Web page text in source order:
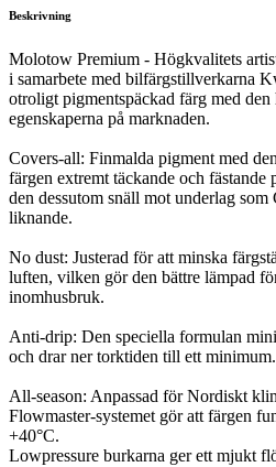
Beskrivning
Molotow Premium - Högkvalitets
i samarbete med bilfärgstillverkarna
otroligt pigmentspäckad färg med
egenskaperna på marknaden.
Covers-all: Finmalda pigment med
färgen extremt täckande och fästande
den dessutom snäll mot underlag
liknande.
No dust: Justerad för att minska
luften, vilken gör den bättre lämpad
inomhusbruk.
Anti-drip: Den speciella formulan
och drar ner torktiden till ett minimum.
All-season: Anpassad för Nordiskt
Flowmaster-systemet gör att färgen
+40°C.
Lowpressure burkarna ger ett mjukt